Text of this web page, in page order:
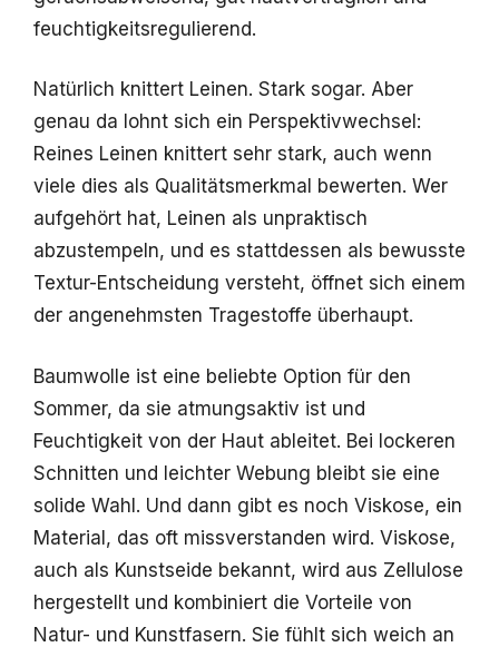
feuchtigkeitsregulierend.
Natürlich knittert Leinen. Stark sogar. Aber
genau da lohnt sich ein Perspektivwechsel:
Reines Leinen knittert sehr stark, auch wenn
viele dies als Qualitätsmerkmal bewerten. Wer
aufgehört hat, Leinen als unpraktisch
abzustempeln, und es stattdessen als bewusste
Textur-Entscheidung versteht, öffnet sich einem
der angenehmsten Tragestoffe überhaupt.
Baumwolle ist eine beliebte Option für den
Sommer, da sie atmungsaktiv ist und
Feuchtigkeit von der Haut ableitet. Bei lockeren
Schnitten und leichter Webung bleibt sie eine
solide Wahl. Und dann gibt es noch Viskose, ein
Material, das oft missverstanden wird. Viskose,
auch als Kunstseide bekannt, wird aus Zellulose
hergestellt und kombiniert die Vorteile von
Natur- und Kunstfasern. Sie fühlt sich weich an